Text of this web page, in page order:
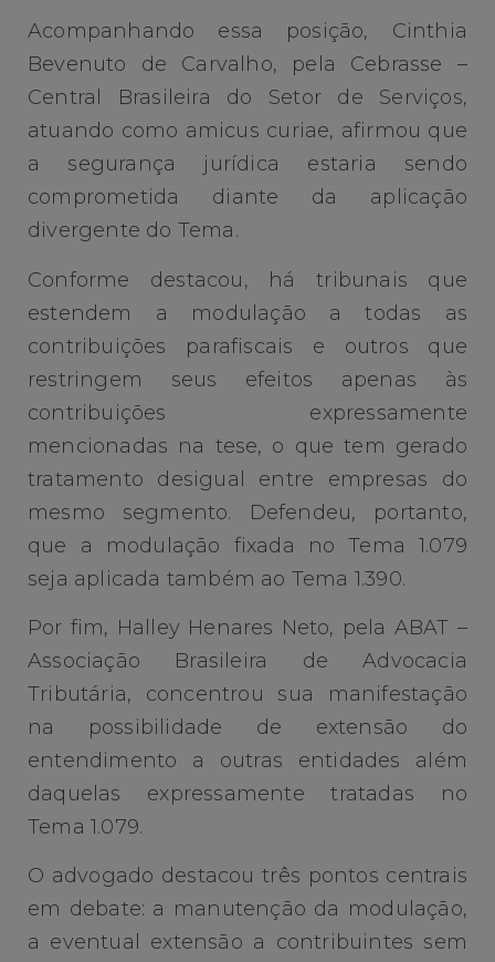
Acompanhando essa posição, Cinthia
Bevenuto de Carvalho, pela Cebrasse –
Central Brasileira do Setor de Serviços,
atuando como amicus curiae, afirmou que
a segurança jurídica estaria sendo
comprometida diante da aplicação
divergente do Tema.
Conforme destacou, há tribunais que
estendem a modulação a todas as
contribuições parafiscais e outros que
restringem seus efeitos apenas às
contribuições expressamente
mencionadas na tese, o que tem gerado
tratamento desigual entre empresas do
mesmo segmento. Defendeu, portanto,
que a modulação fixada no Tema 1.079
seja aplicada também ao Tema 1.390.
Por fim, Halley Henares Neto, pela ABAT –
Associação Brasileira de Advocacia
Tributária, concentrou sua manifestação
na possibilidade de extensão do
entendimento a outras entidades além
daquelas expressamente tratadas no
Tema 1.079.
O advogado destacou três pontos centrais
em debate: a manutenção da modulação,
a eventual extensão a contribuintes sem